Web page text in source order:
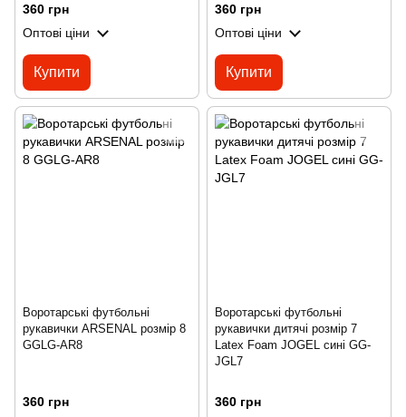
360 грн
Оптові ціни
Купити
360 грн
Оптові ціни
Купити
Воротарські футбольні
рукавички ARSENAL розмір 8
GGLG-AR8
360 грн
Воротарські футбольні
рукавички дитячі розмір 7
Latex Foam JOGEL сині GG-
JGL7
360 грн